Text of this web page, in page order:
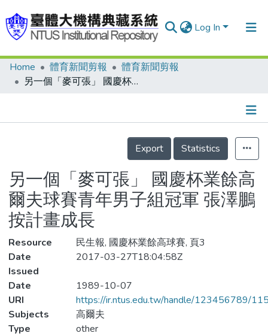
Log In
Communities & Collections
Statistics
Home 體育新聞剪報
體育新聞剪報
另一個「麥可張」 國慶杯業餘高爾夫球賽青年男子組冠軍 張澤鵬按計畫成長
Details
Export
Statistics
另一個「麥可張」 國慶杯業餘高
爾夫球賽青年男子組冠軍 張澤鵬
按計畫成長
Resource
民生報, 國慶杯業餘高球賽, 頁3
Date
Issued
2017-03-27T18:04:58Z
Date
1989-10-07
URI
https://ir.ntus.edu.tw/handle/123456789/
Subjects
高爾夫
Type
other